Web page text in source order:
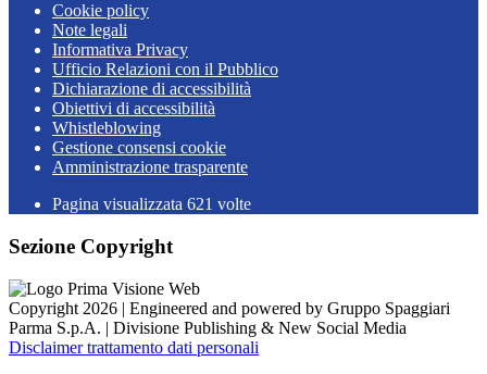
Cookie policy
Note legali
Informativa Privacy
Ufficio Relazioni con il Pubblico
Dichiarazione di accessibilità
Obiettivi di accessibilità
Whistleblowing
Gestione consensi cookie
Amministrazione trasparente
Pagina visualizzata 621 volte
Sezione Copyright
Copyright 2026 | Engineered and powered by Gruppo Spaggiari
Parma S.p.A. | Divisione Publishing & New Social Media
Disclaimer trattamento dati personali